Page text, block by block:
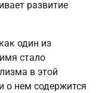
развитие
один из
стало
в этой
о нем содержится